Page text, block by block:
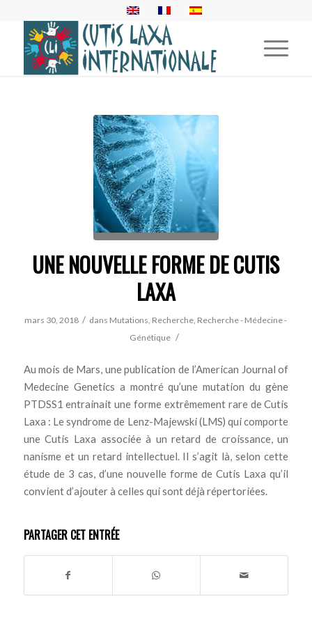
UNE NOUVELLE FORME DE CUTIS
LAXA
mars 30, 2018 / dans Mutations, Recherche, Recherche - Médecine -
Génétique /
Au mois de Mars, une publication de l’American Journal of
Medecine Genetics a montré qu’une mutation du gène
PTDSS1 entrainait une forme extrêmement rare de Cutis
Laxa : Le syndrome de Lenz-Majewski (LMS) qui comporte
une Cutis Laxa associée à un retard de croissance, un
nanisme et un retard intellectuel. Il s’agit là, selon cette
étude de 3 cas, d’une nouvelle forme de Cutis Laxa qu’il
convient d’ajouter à celles qui sont déjà répertoriées.
PARTAGER CET ENTRÉE